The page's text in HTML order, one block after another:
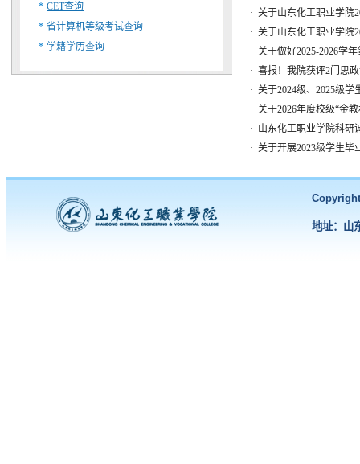
* CET查询
* 省计算机等级考试查询
* 学籍学历查询
· 关于山东化工职业学院
· 关于山东化工职业学院
· 关于做好2025-2026学
· 喜报！我院获评2门思
· 关于2024级、2025级
· 关于2026年度校级“金
· 山东化工职业学院科研
· 关于开展2023级学生毕
Copyright
地址：山